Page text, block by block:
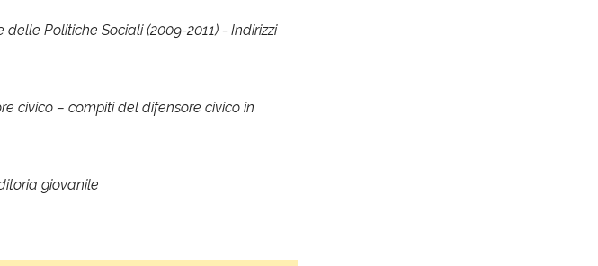
Politiche Sociali (2009-2011) - Indirizzi
civico – compiti del difensore civico in
giovanile